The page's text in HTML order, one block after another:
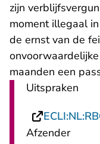
zijn
moment illegaal
de ernst van de
maanden een
Uitspraken
Afzender